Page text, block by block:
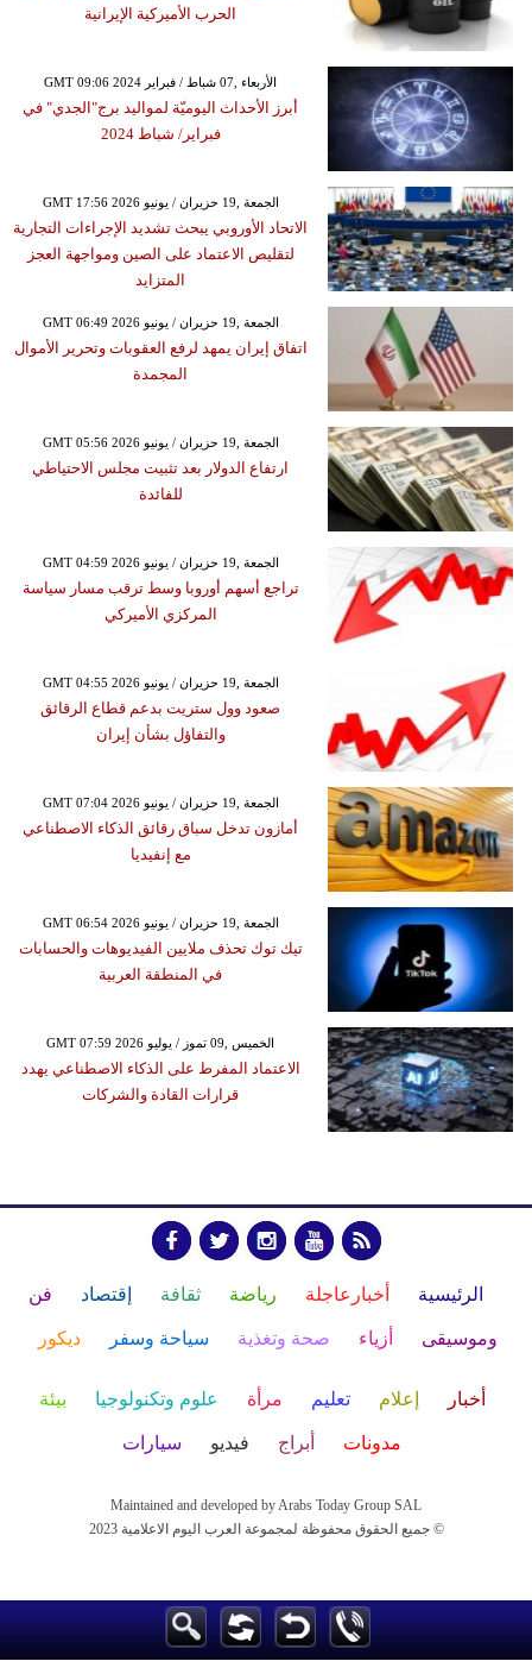
الحرب الأميركية الإيرانية
GMT 09:06 2024 الأربعاء ,07 شباط / فبراير
أبرز الأحداث اليوميّة لمواليد برج"الجدي" في
فبراير/ شباط 2024
GMT 17:56 2026 الجمعة ,19 حزيران / يونيو
الاتحاد الأوروبي يبحث تشديد الإجراءات التجارية
لتقليص الاعتماد على الصين ومواجهة العجز
المتزايد
GMT 06:49 2026 الجمعة ,19 حزيران / يونيو
اتفاق إيران يمهد لرفع العقوبات وتحرير الأموال
المجمدة
GMT 05:56 2026 الجمعة ,19 حزيران / يونيو
ارتفاع الدولار بعد تثبيت مجلس الاحتياطي
للفائدة
GMT 04:59 2026 الجمعة ,19 حزيران / يونيو
تراجع أسهم أوروبا وسط ترقب مسار سياسة
المركزي الأميركي
GMT 04:55 2026 الجمعة ,19 حزيران / يونيو
صعود وول ستريت بدعم قطاع الرقائق
والتفاؤل بشأن إيران
GMT 07:04 2026 الجمعة ,19 حزيران / يونيو
أمازون تدخل سباق رقائق الذكاء الاصطناعي
مع إنفيديا
GMT 06:54 2026 الجمعة ,19 حزيران / يونيو
تيك توك تحذف ملايين الفيديوهات والحسابات
في المنطقة العربية
GMT 07:59 2026 الخميس ,09 تموز / يوليو
الاعتماد المفرط على الذكاء الاصطناعي يهدد
قرارات القادة والشركات
الرئيسية أخبارعاجلة رياضة ثقافة إقتصاد فن
وموسيقى أزياء صحة وتغذية سياحة وسفر ديكور
أخبار إعلام تعليم مرأة علوم وتكنولوجيا بيئة
مدونات أبراج فيديو سيارات
Maintained and developed by Arabs Today Group SAL
جميع الحقوق محفوظة لمجموعة العرب اليوم الاعلامية 2023 ©